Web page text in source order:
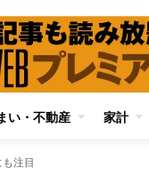
い・不動産 家計
注目